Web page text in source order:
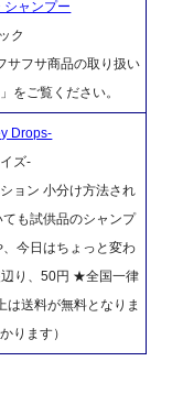
シャンプー
ク
サフサ商品の取り扱い
をご覧ください。
Drops-
ズ-
ョン 小分け方法され
も試供品のシャンプ
今日はちょっと変わ
辺り、50円 ★全国一律
送料が無料となりま
ります）